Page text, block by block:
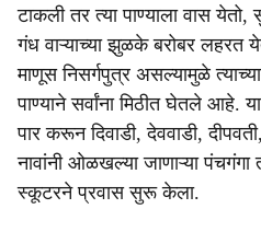
टाकली तर त्या पाण्याला वास
गंध वाऱ्याच्या झुळके बरोबर लहरत
माणूस निसर्गपुत्र असल्यामुळे
पाण्याने सर्वांना मिठीत घेतले आहे.
पार करून दिवाडी, देववाडी,
नावांनी ओळखल्या जाणाऱ्या पंचगंगा
स्कूटरने प्रवास सुरू केला.